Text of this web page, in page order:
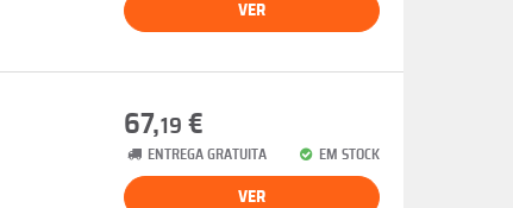
VER
67,19 €
ENTREGA GRATUITA EM STOCK
VER